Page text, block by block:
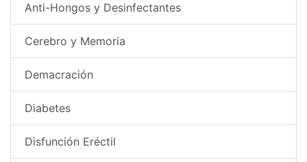
Anti-Hongos y Desinfectantes
Cerebro y Memoria
Demacración
Diabetes
Disfunción Eréctil